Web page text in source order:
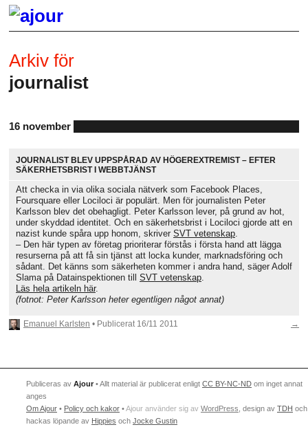
Arkiv för
journalist
16 november
JOURNALIST BLEV UPPSPÅRAD AV HÖGEREXTREMIST – EFTER
SÄKERHETSBRIST I WEBBTJÄNST
Att checka in via olika sociala nätverk som Facebook Places,
Foursquare eller Lociloci är populärt. Men för journalisten Peter
Karlsson blev det obehagligt. Peter Karlsson lever, på grund av hot,
under skyddad identitet. Och en säkerhetsbrist i Lociloci gjorde att en
nazist kunde spåra upp honom, skriver SVT vetenskap
– Den här typen av företag prioriterar förstås i första hand att lägga
resurserna på att få sin tjänst att locka kunder, marknadsföring och
sådant. Det känns som säkerheten kommer i andra hand, säger Adolf
Slama på Datainspektionen till SVT vetenskap
Läs hela artikeln här.
(fotnot: Peter Karlsson heter egentligen något annat)
→
Emanuel Karlsten • Publicerat 16/11 2011
Publiceras av Ajour • Allt material är publicerat enligt CC BY-NC-ND om inget annat
anges
Om Ajour • Policy och kakor •Ajour använder sig av WordPress , design av TDH och
hackas löpande av Hippies och Jocke Gustin